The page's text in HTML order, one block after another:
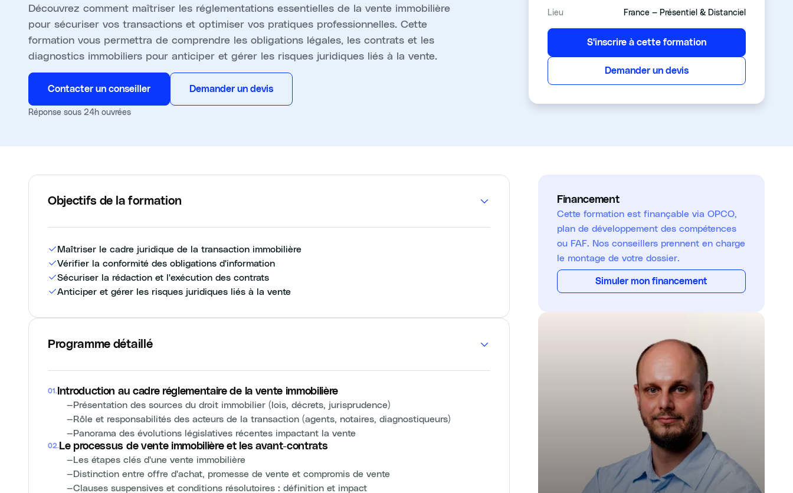
Découvrez comment maîtriser les réglementations essentielles de la vente immobilière
pour sécuriser vos transactions et optimiser vos pratiques professionnelles. Cette
formation vous permettra de comprendre les obligations légales, les contrats et les
diagnostics immobiliers pour anticiper et gérer les risques juridiques liés à la vente.
Contacter un conseiller Demander un devis
Réponse sous 24h ouvrées
Lieu France — Présentiel & Distanciel
S'inscrire à cette formation
Demander un devis
Objectifs de la formation
Maîtriser le cadre juridique de la transaction immobilière
Vérifier la conformité des obligations d'information
Sécuriser la rédaction et l'exécution des contrats
Anticiper et gérer les risques juridiques liés à la vente
Programme détaillé
01 . Introduction au cadre réglementaire de la vente immobilière
—Présentation des sources du droit immobilier (lois, décrets, jurisprudence)
—Rôle et responsabilités des acteurs de la transaction (agents, notaires, diagnostiqueurs)
—Panorama des évolutions législatives récentes impactant la vente
02. Le processus de vente immobilière et les avant-contrats
—Les étapes clés d'une vente immobilière
—Distinction entre offre d'achat, promesse de vente et compromis de vente
—Clauses suspensives et conditions résolutoires : définition et impact
Financement
Cette formation est finançable via OPCO,
plan de développement des compétences
ou FAF. Nos conseillers prennent en charge
le montage de votre dossier.
Simuler mon financement